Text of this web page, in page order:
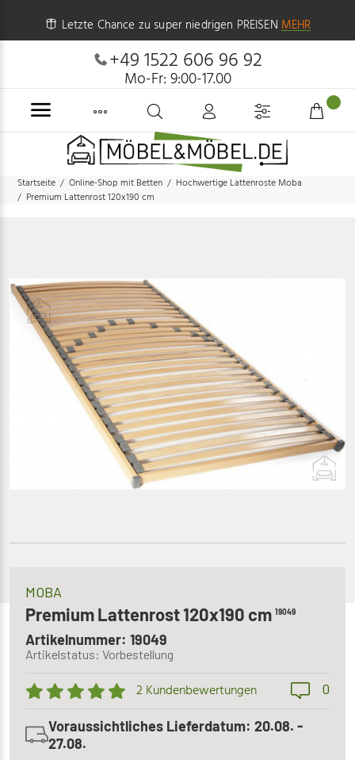
Letzte Chance zu super niedrigen PREISEN MEHR
+49 1522 606 96 92
Mo-Fr: 9:00-17.00
Startseite Online-Shop mit Betten
Hochwertige Lattenroste Moba
Premium Lattenrost 120x190 cm
MOBA
Premium Lattenrost 120x190 cm 19049
Artikelnummer: 19049
Artikelstatus: Vorbestellung
2 Kundenbewertungen 0
Voraussichtliches Lieferdatum: 20.08. -
27.08.